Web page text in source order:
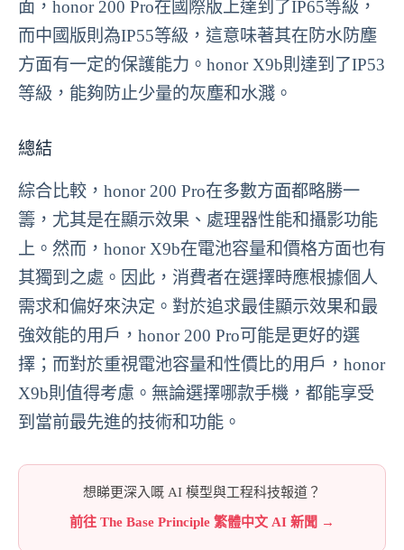
面，honor 200 Pro在國際版上達到了IP65等級，
而中國版則為IP55等級，這意味著其在防水防塵
方面有一定的保護能力。honor X9b則達到了IP53
等級，能夠防止少量的灰塵和水濺。
總結
綜合比較，honor 200 Pro在多數方面都略勝一
籌，尤其是在顯示效果、處理器性能和攝影功能
上。然而，honor X9b在電池容量和價格方面也有
其獨到之處。因此，消費者在選擇時應根據個人
需求和偏好來決定。對於追求最佳顯示效果和最
強效能的用戶，honor 200 Pro可能是更好的選
擇；而對於重視電池容量和性價比的用戶，honor
X9b則值得考慮。無論選擇哪款手機，都能享受
到當前最先進的技術和功能。
想睇更深入嘅 AI 模型與工程科技報道？
前往 The Base Principle 繁體中文 AI 新聞 →